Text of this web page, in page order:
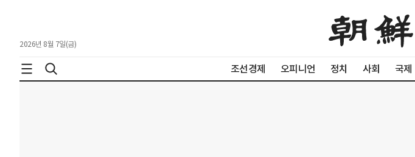
2026년 8월 7일(금)
조선경제 오피니언 정치 사회 국제